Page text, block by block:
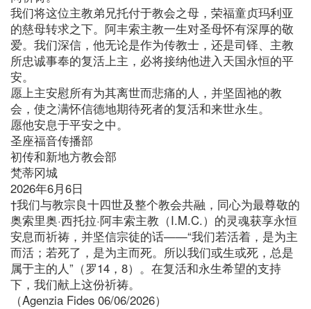
我们将这位主教弟兄托付于教会之母，荣福童贞玛利亚
的慈母转求之下。阿丰索主教一生对圣母怀有深厚的敬
爱。我们深信，他无论是作为传教士，还是司铎、主教
所忠诚事奉的复活上主，必将接纳他进入天国永恒的平
安。
愿上主安慰所有为其离世而悲痛的人，并坚固祂的教
会，使之满怀信德地期待死者的复活和来世永生。
愿他安息于平安之中。
圣座福音传播部
初传和新地方教会部
梵蒂冈城
2026年6月6日
†我们与教宗良十四世及整个教会共融，同心为最尊敬的
奥索里奥·西托拉·阿丰索主教（I.M.C.）的灵魂获享永恒
安息而祈祷，并坚信宗徒的话——“我们若活着，是为主
而活；若死了，是为主而死。所以我们或生或死，总是
属于主的人”（罗14，8）。在复活和永生希望的支持
下，我们献上这份祈祷。
（Agenzia Fides 06/06/2026）